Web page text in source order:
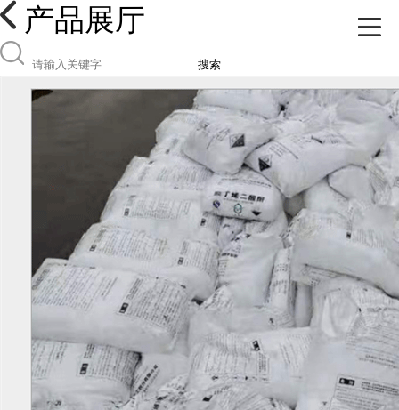
产品展厅
搜索